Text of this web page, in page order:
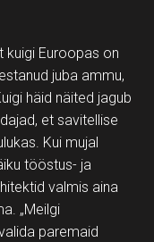
kuigi Euroopas on
juba ammu,
häid näited jagub
et savitellise
Kui mujal
tööstus- ja
valmis aina
„Meilgi
paremaid